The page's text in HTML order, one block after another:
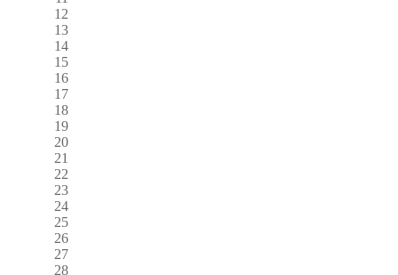
12
13
14
15
16
17
18
19
20
21
22
23
24
25
26
27
28